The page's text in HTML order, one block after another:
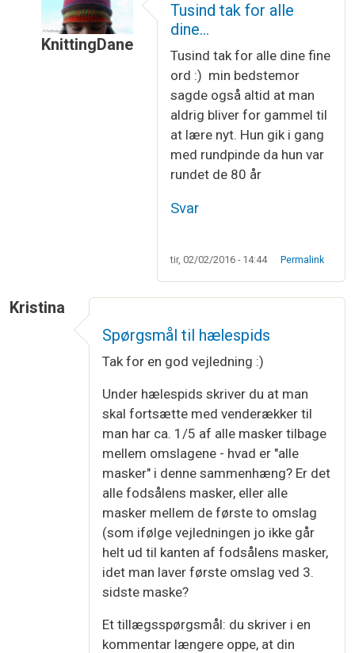
KnittingDane
Fabelagtig hjælp til sokker :)af
Tusind tak for alle
dine…
Tusind tak for alle dine fine
ord :) min bedstemor
sagde også altid at man
aldrig bliver for gammel til
at lære nyt. Hun gik i gang
med rundpinde da hun var
rundet de 80 år
Svar
tir, 02/02/2016 - 14:44 Permalink
Kristina
Spørgsmål til hælespids
Tak for en god vejledning :)
Under hælespids skriver du at man
skal fortsætte med venderækker til
man har ca. 1/5 af alle masker tilbage
mellem omslagene - hvad er "alle
masker" i denne sammenhæng? Er det
alle fodsålens masker, eller alle
masker mellem de første to omslag
(som ifølge vejledningen jo ikke går
helt ud til kanten af fodsålens masker,
idet man laver første omslag ved 3.
sidste maske?
Et tillægsspørgsmål: du skriver i en
kommentar længere oppe, at din